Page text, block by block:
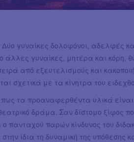
γυναίκες δολοφόνοι, αδελφές
άλλες γυναίκες, μητέρα και κόρη,
από εξευτελισμούς και
σχετικά με τα κίνητρα του
πως τα προαναφερθέντα υλικά
δράμα. Σαν δίστομο ξίφος
πανταχού παρών κίνδυνος του
ίδια τη δυναμική της υπόθεσης